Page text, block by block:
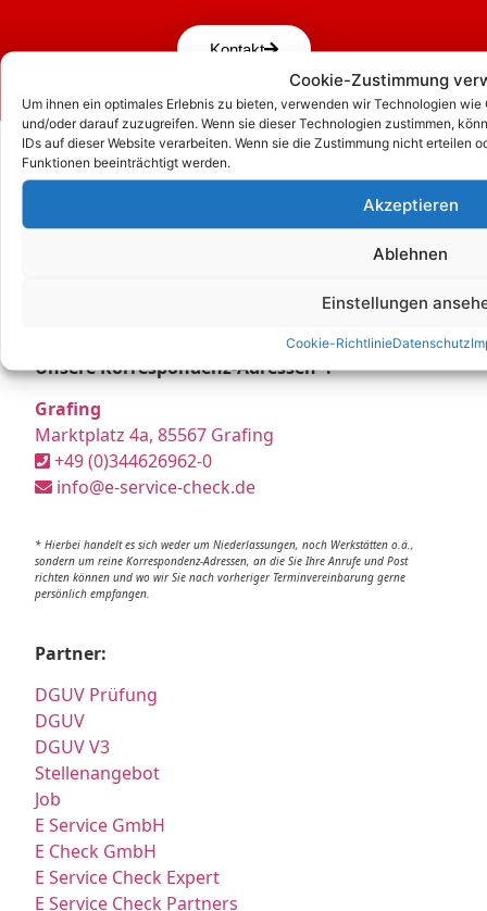
Cookie-Zustimmung
Um ihnen ein optimales Erlebnis zu bieten, verwenden wir Technologien
und/oder darauf zuzugreifen. Wenn sie dieser Technologien zustimmen,
IDs auf dieser Website verarbeiten. Wenn sie die Zustimmung nicht erteilen
Funktionen beeinträchtigt werden.
Akzeptieren
Ablehnen
Einstellungen
Cookie-RichtlinieDatenschutz
Kontakt
Unsere Korrespondenz-Adressen*:
Grafing
Marktplatz 4a, 85567 Grafing
+49 (0)344626962-0
info@e-service-check.de
* Hierbei handelt es sich weder um Niederlassungen, noch Werkstätten o.ä.,
sondern um reine Korrespondenz-Adressen, an die Sie Ihre Anrufe und Post
richten können und wo wir Sie nach vorheriger Terminvereinbarung gerne
persönlich empfangen.
Partner:
DGUV Prüfung
DGUV
DGUV V3
Stellenangebot
Job
E Service GmbH
E Check GmbH
E Service Check Expert
E Service Check Partners